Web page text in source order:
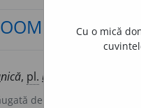
nică, pl. u
de
Cu o mică